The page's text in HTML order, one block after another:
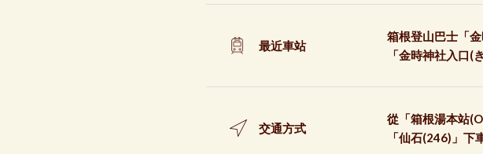
最近車站
箱根登山巴士「
「金時神社入口(
交通方式
從「箱根湯本站
「仙石(246)」